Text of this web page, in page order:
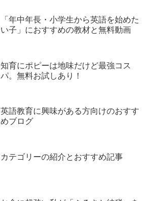
「年中年長・小学生から英語を始めた
い子」におすすめの教材と無料動画
知育にポピーは地味だけど最強コス
パ。無料お試しあり！
英語教育に興味がある方向けのおすす
めブログ
カテゴリーの紹介とおすすめ記事